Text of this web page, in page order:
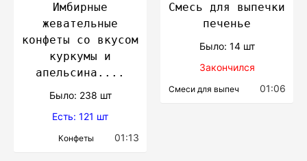
Имбирные
жевательные
конфеты со вкусом
куркумы и
апельсина....
Было: 238 шт
Есть: 121 шт
Конфеты 01:13
Смесь для выпечки
печенье
Было: 14 шт
Закончился
Смеси для выпеч 01:06